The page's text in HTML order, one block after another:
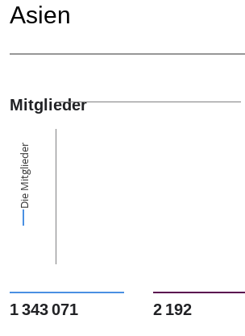
Asien
Mitglieder
Die Mitglieder
1 343 071 2 192